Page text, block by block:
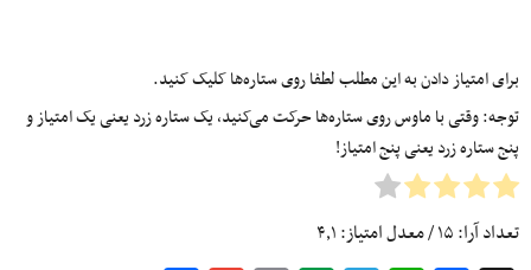
برای امتیاز دادن به این مطلب لطفا روی ستاره‌ها کلیک کنید.
توجه: وقتی با ماوس روی ستاره‌ها حرکت می‌کنید، یک ستاره زرد یعنی یک امتیاز و
پنج ستاره زرد یعنی پنج امتیاز!
تعداد آرا:۱۵/ معدل امتیاز:۴٫۱